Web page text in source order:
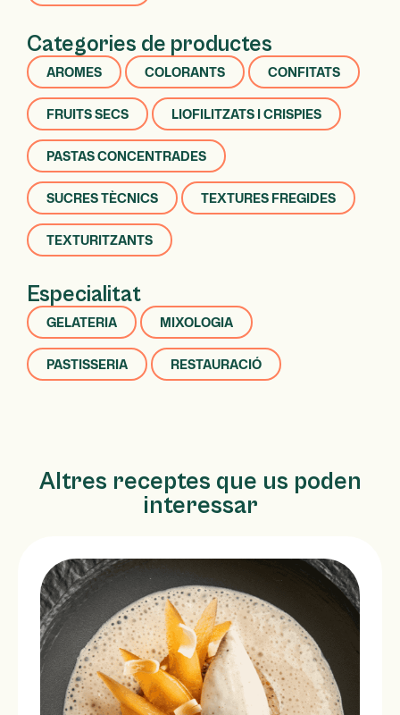
Categories de productes
AROMES COLORANTS CONFITATS
FRUITS SECS LIOFILITZATS I CRISPIES
PASTAS CONCENTRADES
SUCRES TÈCNICS TEXTURES FREGIDES
TEXTURITZANTS
Especialitat
GELATERIA MIXOLOGIA
PASTISSERIA RESTAURACIÓ
Altres receptes que us poden
interessar